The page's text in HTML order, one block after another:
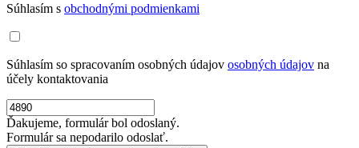
Súhlasím s obchodnými podmienkami
Súhlasím so spracovaním osobných údajov osobných údajov na
účely kontaktovania
Ďakujeme, formulár bol odoslaný.
Formulár sa nepodarilo odoslať.